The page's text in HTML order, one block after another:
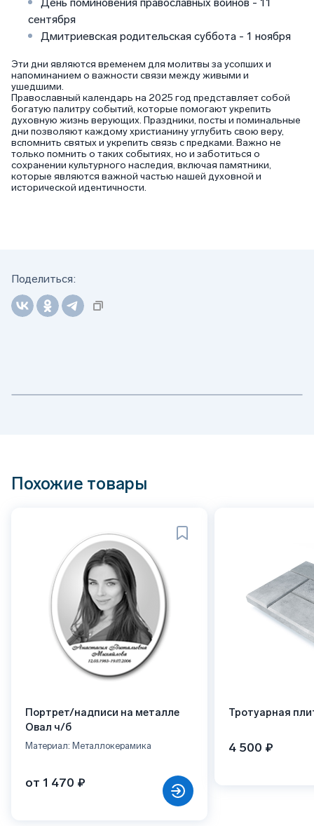
Поделиться:
сентября
Дмитриевская родительская суббота - 1 ноября
Эти дни являются временем для молитвы за усопших и
напоминанием о важности связи между живыми и
ушедшими.
Православный календарь на 2025 год представляет собой
богатую палитру событий, которые помогают укрепить
духовную жизнь верующих. Праздники, посты и поминальные
дни позволяют каждому христианину углубить свою веру,
вспомнить святых и укрепить связь с предками. Важно не
только помнить о таких событиях, но и заботиться о
сохранении культурного наследия, включая памятники,
которые являются важной частью нашей духовной и
исторической идентичности.
Похожие товары
Портрет/надписи на металле
Овал ч/б
Материал: Металлокерамика
от 1 470 ₽
Тротуарная
4 500 ₽